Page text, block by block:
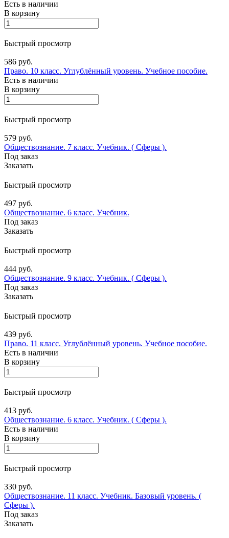
Есть в наличии
В корзину
Быстрый просмотр
586 руб.
Право. 10 класс. Углублённый уровень. Учебное пособие.
Есть в наличии
В корзину
Быстрый просмотр
579 руб.
Обществознание. 7 класс. Учебник. ( Сферы ).
Под заказ
Заказать
Быстрый просмотр
497 руб.
Обществознание. 6 класс. Учебник.
Под заказ
Заказать
Быстрый просмотр
444 руб.
Обществознание. 9 класс. Учебник. ( Сферы ).
Под заказ
Заказать
Быстрый просмотр
439 руб.
Право. 11 класс. Углублённый уровень. Учебное пособие.
Есть в наличии
В корзину
Быстрый просмотр
413 руб.
Обществознание. 6 класс. Учебник. ( Сферы ).
Есть в наличии
В корзину
Быстрый просмотр
330 руб.
Обществознание. 11 класс. Учебник. Базовый уровень. (
Сферы ).
Под заказ
Заказать